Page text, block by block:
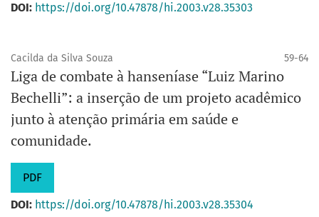
DOI: https://doi.org/10.47878/hi.2003.v28.35303
Cacilda da Silva Souza 59-64
Liga de combate à hanseníase “Luiz Marino
Bechelli”: a inserção de um projeto acadêmico
junto à atenção primária em saúde e
comunidade.
PDF
DOI: https://doi.org/10.47878/hi.2003.v28.35304